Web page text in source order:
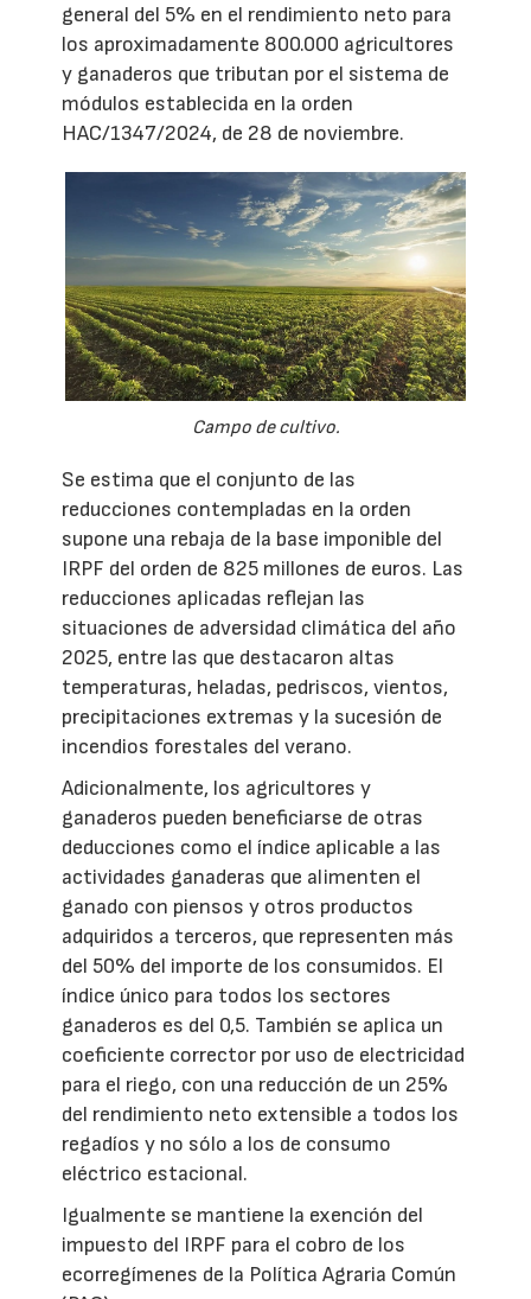
general del 5% en el rendimiento neto para
los aproximadamente 800.000 agricultores
y ganaderos que tributan por el sistema de
módulos establecida en la orden
HAC/1347/2024, de 28 de noviembre.
Campo de cultivo.
Se estima que el conjunto de las
reducciones contempladas en la orden
supone una rebaja de la base imponible del
IRPF del orden de 825 millones de euros. Las
reducciones aplicadas reflejan las
situaciones de adversidad climática del año
2025, entre las que destacaron altas
temperaturas, heladas, pedriscos, vientos,
precipitaciones extremas y la sucesión de
incendios forestales del verano.
Adicionalmente, los agricultores y
ganaderos pueden beneficiarse de otras
deducciones como el índice aplicable a las
actividades ganaderas que alimenten el
ganado con piensos y otros productos
adquiridos a terceros, que representen más
del 50% del importe de los consumidos. El
índice único para todos los sectores
ganaderos es del 0,5. También se aplica un
coeficiente corrector por uso de electricidad
para el riego, con una reducción de un 25%
del rendimiento neto extensible a todos los
regadíos y no sólo a los de consumo
eléctrico estacional.
Igualmente se mantiene la exención del
impuesto del IRPF para el cobro de los
ecorregímenes de la Política Agraria Común